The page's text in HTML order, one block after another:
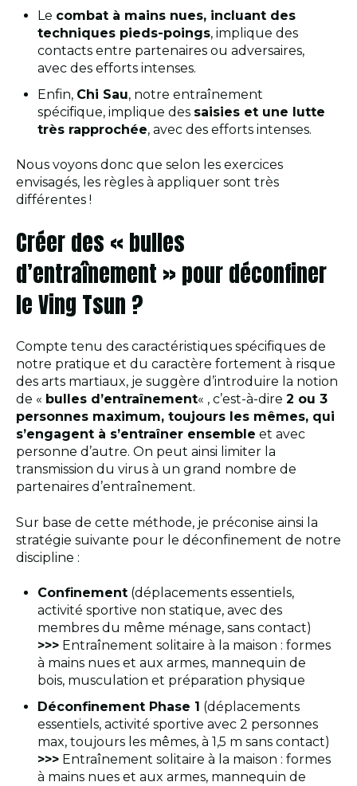
Le combat à mains nues, incluant des
techniques pieds-poings, implique des
contacts entre partenaires ou adversaires,
avec des efforts intenses.
Enfin, Chi Sau, notre entraînement
spécifique, implique des saisies et une lutte
très rapprochée, avec des efforts intenses.
Nous voyons donc que selon les exercices
envisagés, les règles à appliquer sont très
différentes !
Créer des « bulles
d’entraînement » pour déconfiner
le Ving Tsun ?
Compte tenu des caractéristiques spécifiques de
notre pratique et du caractère fortement à risque
des arts martiaux, je suggère d’introduire la notion
de « bulles d’entraînement« , c’est-à-dire 2 ou 3
personnes maximum, toujours les mêmes, qui
s’engagent à s’entraîner ensemble et avec
personne d’autre. On peut ainsi limiter la
transmission du virus à un grand nombre de
partenaires d’entraînement.
Sur base de cette méthode, je préconise ainsi la
stratégie suivante pour le déconfinement de notre
discipline :
Confinement (déplacements essentiels,
activité sportive non statique, avec des
membres du même ménage, sans contact)
>>> Entraînement solitaire à la maison : formes
à mains nues et aux armes, mannequin de
bois, musculation et préparation physique
Déconfinement Phase 1 (déplacements
essentiels, activité sportive avec 2 personnes
max, toujours les mêmes, à 1,5 m sans contact)
>>> Entraînement solitaire à la maison : formes
à mains nues et aux armes, mannequin de